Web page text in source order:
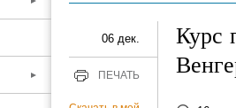
06 дек.
ПЕЧАТЬ
Курс